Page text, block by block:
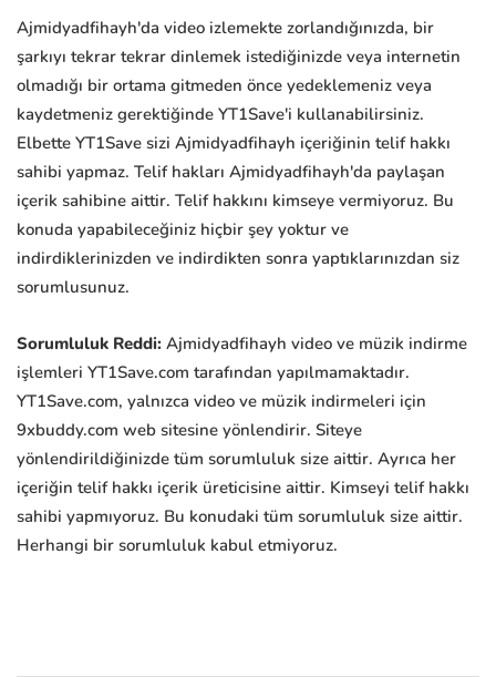
Ajmidyadfihayh'da video izlemekte zorlandığınızda, bir
şarkıyı tekrar tekrar dinlemek istediğinizde veya internetin
olmadığı bir ortama gitmeden önce yedeklemeniz veya
kaydetmeniz gerektiğinde YT1Save'i kullanabilirsiniz.
Elbette YT1Save sizi Ajmidyadfihayh içeriğinin telif hakkı
sahibi yapmaz. Telif hakları Ajmidyadfihayh'da paylaşan
içerik sahibine aittir. Telif hakkını kimseye vermiyoruz. Bu
konuda yapabileceğiniz hiçbir şey yoktur ve
indirdiklerinizden ve indirdikten sonra yaptıklarınızdan siz
sorumlusunuz.
Sorumluluk Reddi: Ajmidyadfihayh video ve müzik indirme
işlemleri YT1Save.com tarafından yapılmamaktadır.
YT1Save.com, yalnızca video ve müzik indirmeleri için
9xbuddy.com web sitesine yönlendirir. Siteye
yönlendirildiğinizde tüm sorumluluk size aittir. Ayrıca her
içeriğin telif hakkı içerik üreticisine aittir. Kimseyi telif hakkı
sahibi yapmıyoruz. Bu konudaki tüm sorumluluk size aittir.
Herhangi bir sorumluluk kabul etmiyoruz.